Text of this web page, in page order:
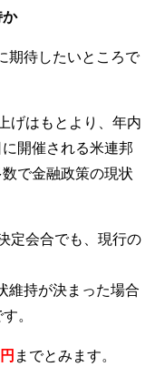
か
期待したいところで
げはもとより、年内
開催される米連邦
で金融政策の現状
定会合でも、現行の
維持が決まった場合
。
までとみます。